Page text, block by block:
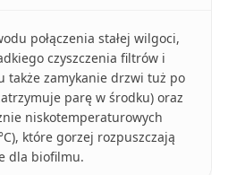
połączenia stałej wilgoci,
czyszczenia filtrów i
także zamykanie drzwi tuż po
parę w środku) oraz
niskotemperaturowych
które gorzej rozpuszczają
dla biofilmu.